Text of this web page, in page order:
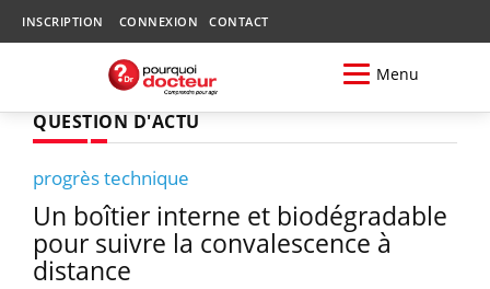
INSCRIPTION CONNEXION CONTACT
Menu
QUESTION D'ACTU
progrès technique
Un boîtier interne et biodégradable
pour suivre la convalescence à
distance